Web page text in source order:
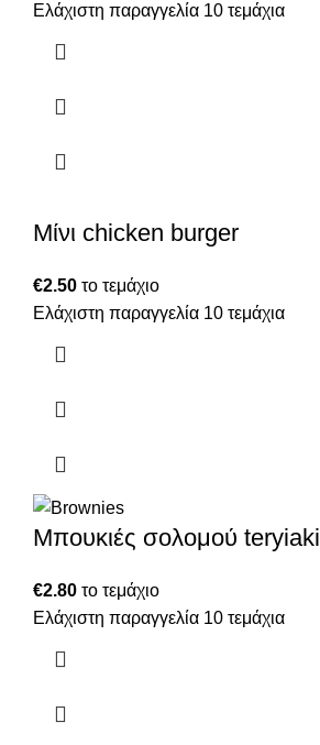
Ελάχιστη παραγγελία 10 τεμάχια
Μίνι chicken burger
€2.50 το τεμάχιο
Ελάχιστη παραγγελία 10 τεμάχια
Μπουκιές σολομού teryiaki
€2.80 το τεμάχιο
Ελάχιστη παραγγελία 10 τεμάχια